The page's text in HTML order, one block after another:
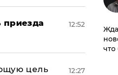
приезда
12:52
цель 12:27
что